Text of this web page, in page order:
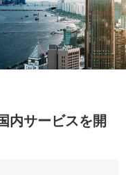
内サービスを開